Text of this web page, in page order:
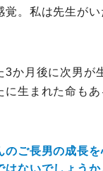
覚。私は先生が
3か月後に次男
に生まれた命も
ご長男の成長を
ないでしょうか